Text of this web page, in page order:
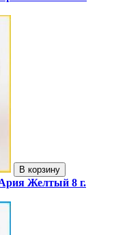
В корзину
Желтый 8 г.